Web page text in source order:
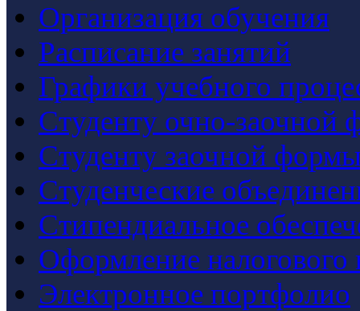
Организация обучения
Расписание занятий
Графики учебного
Студенту очно-заочной
Студенту заочной
Студенческие
Стипендиальное
Оформление налогового
Электронное портфолио